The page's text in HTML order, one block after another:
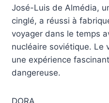
José-Luis de Almédia,
cinglé, a réussi à
voyager dans le temps
nucléaire soviétique. Le
une expérience
dangereuse.
DORA